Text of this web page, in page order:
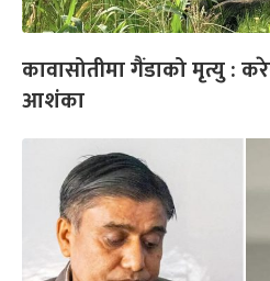
कावासोतीमा गैंडाको मृत्यु :
आशंका